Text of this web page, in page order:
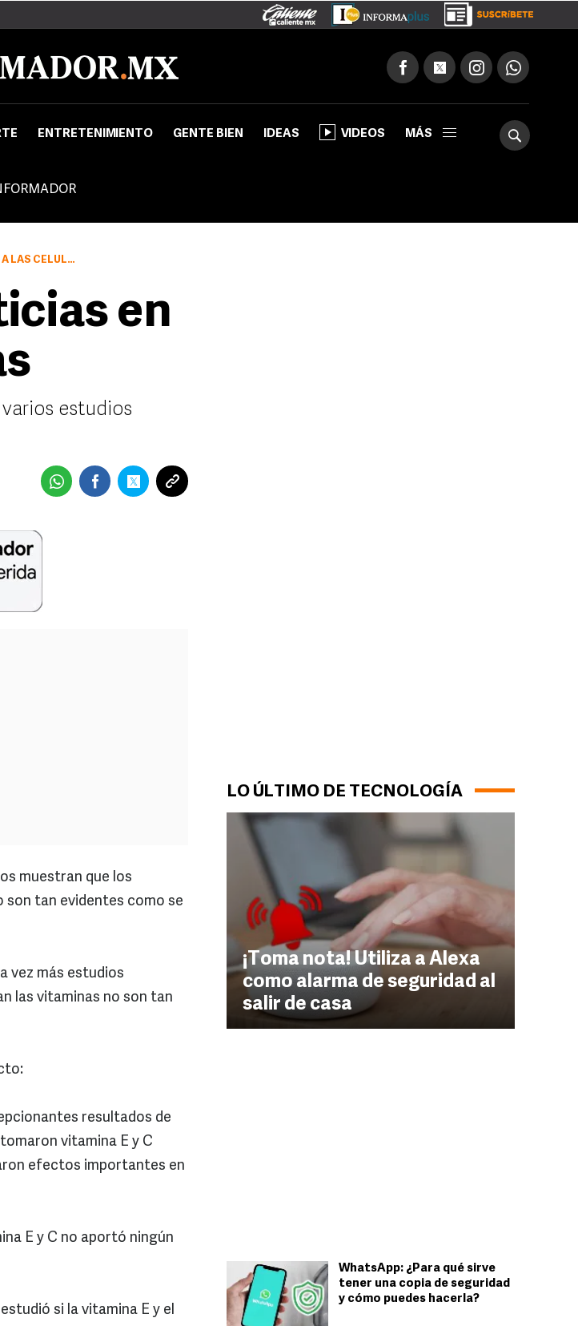
ENTRETENIMIENTO GENTE BIEN IDEAS VIDEOS MÁS
LO ÚLTIMO DE TECNOLOGÍA
¡Toma nota! Utiliza a Alexa
como alarma de seguridad al
salir de casa
WhatsApp: ¿Para qué sirve
tener una copia de seguridad
y cómo puedes hacerla?
CANCERÍGENAS
en
estudios
muestran que los
son tan evidentes como se
vez más estudios
las vitaminas no son tan
resultados de
vitamina E y C
efectos importantes en
E y C no aportó ningún
si la vitamina E y el